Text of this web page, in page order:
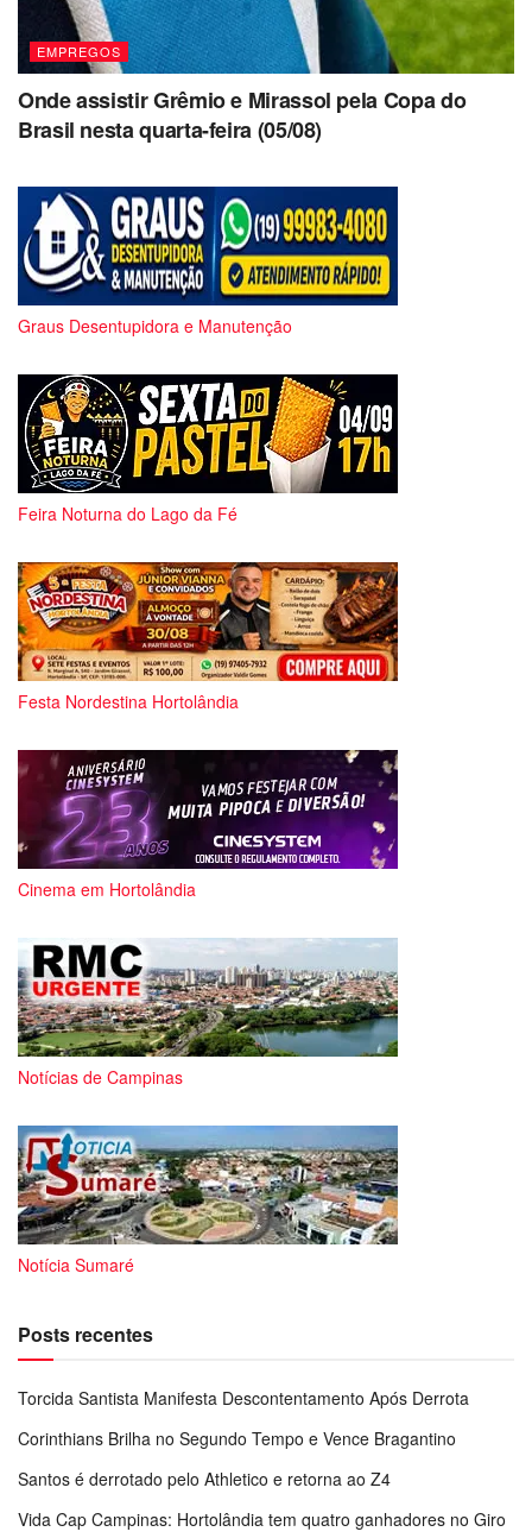
EMPREGOS
Onde assistir Grêmio e Mirassol pela Copa do
Brasil nesta quarta-feira (05/08)
Graus Desentupidora e Manutenção
Feira Noturna do Lago da Fé
Festa Nordestina Hortolândia
Cinema em Hortolândia
Notícias de Campinas
Notícia Sumaré
Posts recentes
Torcida Santista Manifesta Descontentamento Após Derrota
Corinthians Brilha no Segundo Tempo e Vence Bragantino
Santos é derrotado pelo Athletico e retorna ao Z4
Vida Cap Campinas: Hortolândia tem quatro ganhadores no Giro